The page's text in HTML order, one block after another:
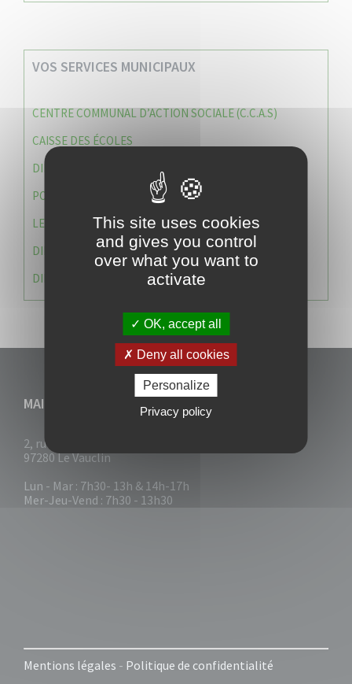
VOS SERVICES MUNICIPAUX
CENTRE COMMUNAL D’ACTION SOCIALE (C.C.A.S)
CAISSE DES ÉCOLES
DIRECTION DES SERVICES TECHNIQUES
POLICE MUNICIPALE
LE CABINET DU MAIRE
DIRECTION DES RESSOURCES ET MOYENS
DIRECTION DU DEVELLOPPEMENT URBAIN DURABL
MAIRIE DU VAUCLIN
2, rue Collignon
97280 Le Vauclin
Lun - Mar : 7h30- 13h & 14h-17h
Mer-Jeu-Vend : 7h30 - 13h30
Mentions légales - Politique de confidentialité
This site uses cookies
and gives you control
over what you want to
activate
OK, accept all
Deny all cookies
Personalize
Privacy policy